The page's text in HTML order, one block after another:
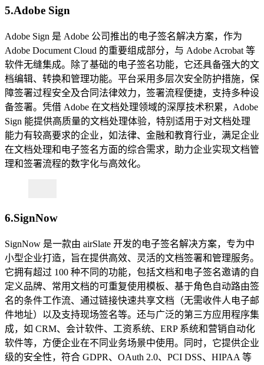
5.Adobe Sign
Adobe Sign 是 Adobe 公司推出的电子签名解决方案，作为
Adobe Document Cloud 的重要组成部分，与 Adobe Acrobat 等
软件无缝集成。除了基础的电子签名功能，它还具备强大的文
档编辑、转换和管理功能。平台采用多层次安全防护措施，保
障签署过程安全及合同法律效力，签署流程便捷，支持多种设
备签署。凭借 Adobe 在文档处理领域的深厚技术积累，Adobe
Sign 能提供高质量的文档处理体验，特别适用于对文档处理
能力有较高要求的企业，如法律、金融和教育行业，满足企业
在文档处理和电子签名方面的综合需求，助力企业实现文档管
理和签署流程的数字化与高效化。
6.SignNow
SignNow 是一款由 airSlate 开发的电子签名解决方案，专为中
小型企业打造，旨在提供高效、灵活的文档签署和管理服务。
它拥有超过 100 种不同的功能，包括文档和电子签名邀请的自
定义品牌、常用文档的可重复使用模板、基于角色自动路由签
名的条件工作流、通过链接快速共享文档（无需收件人电子邮
件地址）以及支持现场签名等。还与广泛的第三方应用程序集
成，如 CRM、会计软件、工资系统、ERP 系统和营销自动化
软件等，方便企业在不同业务场景中使用。同时，它提供企业
级的安全性，符合 GDPR、OAuth 2.0、PCI DSS、HIPAA 等